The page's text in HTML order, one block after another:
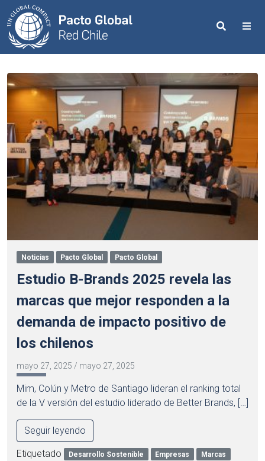
Search
Noticias Pacto Global Pacto Global
Estudio B-Brands 2025 revela las
marcas que mejor responden a la
demanda de impacto positivo de
los chilenos
mayo 27, 2025 / mayo 27, 2025
Mim, Colún y Metro de Santiago lideran el ranking total
de la V versión del estudio liderado de Better Brands, […]
Seguir leyendo
Etiquetado Desarrollo Sostenible Empresas
Marcas